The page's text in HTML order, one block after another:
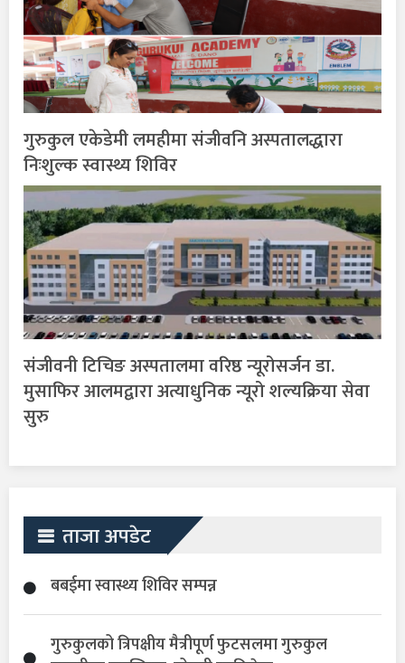
गुरुकुल एकेडेमी लमहीमा संजीवनि अस्पतालद्धारा
निःशुल्क स्वास्थ्य शिविर
संजीवनी टिचिङ अस्पतालमा वरिष्ठ न्यूरोसर्जन डा.
मुसाफिर आलमद्वारा अत्याधुनिक न्यूरो शल्यक्रिया सेवा
सुरु
ताजा अपडेट
बबईमा स्वास्थ्य शिविर सम्पन्न
गुरुकुलको त्रिपक्षीय मैत्रीपूर्ण फुटसलमा गुरुकुल